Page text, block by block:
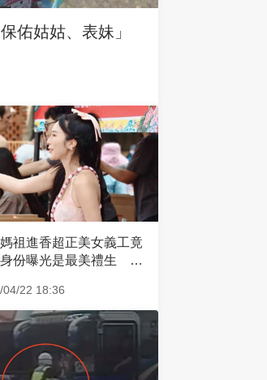
佑姑姑、表妹」
祖進香超正美女義工竟
份曝光是最美禮生 一
04/22 18:36